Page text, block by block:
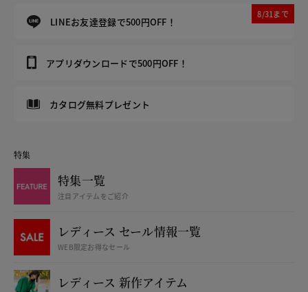
LINEお友達登録で500円OFF！
8/31まで
アプリダウンロードで500円OFF！
カタログ無料プレゼント
特集
特集一覧
注目アイテムをご紹介
レディース セール情報一覧
WEB限定お得なセール
レディース 新作アイテム